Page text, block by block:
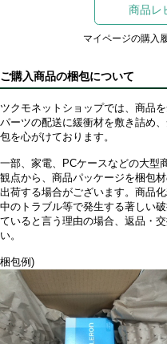
商品レ
マイページの購入
ご購入商品の梱包について
ツクモネットショップでは、商品
パーツの配送に緩衝材を敷き詰め
包を心がけております。
一部、家電、PCケースなどの大型
観点から、商品パッケージを梱包
出荷する場合がございます。商品
中のトラブル等で発生する著しい
ていると言う理由の場合、返品・
い。
梱包例)